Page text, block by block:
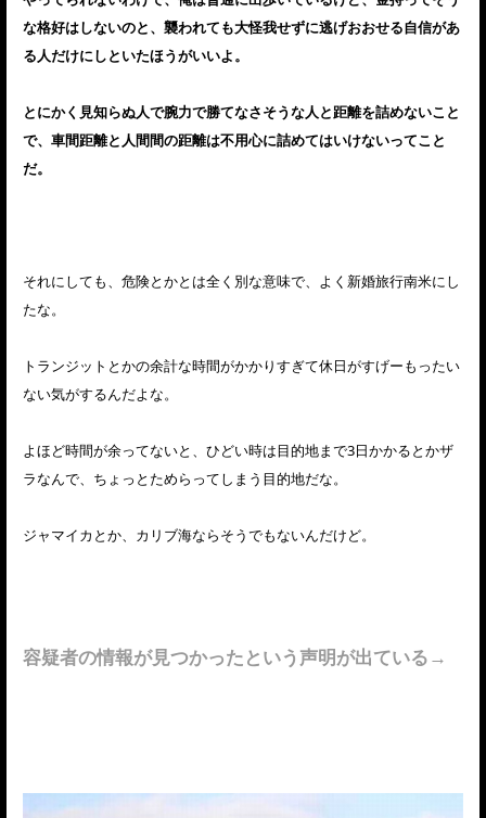
な格好はしないのと、襲われても大怪我せずに逃げおおせる自信があ
る人だけにしといたほうがいいよ。
とにかく見知らぬ人で腕力で勝てなさそうな人と距離を詰めないこと
で、車間距離と人間間の距離は不用心に詰めてはいけないってこと
だ。
それにしても、危険とかとは全く別な意味で、よく新婚旅行南米にし
たな。
トランジットとかの余計な時間がかかりすぎて休日がすげーもったい
ない気がするんだよな。
よほど時間が余ってないと、ひどい時は目的地まで3日かかるとかザ
ラなんで、ちょっとためらってしまう目的地だな。
ジャマイカとか、カリブ海ならそうでもないんだけど。
容疑者の情報が見つかったという声明が出ている→